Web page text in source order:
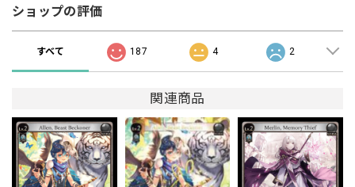
ショップの評価
すべて 187 4 2
関連商品